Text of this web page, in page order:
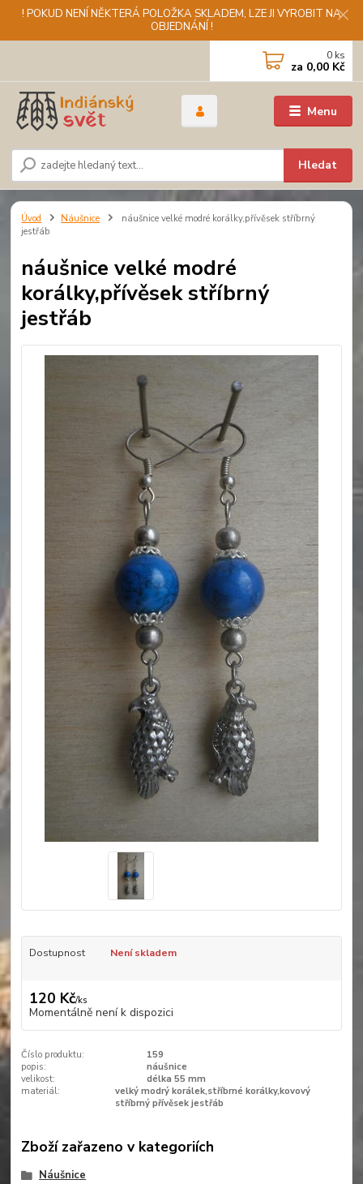
! POKUD NENÍ NĚKTERÁ POLOŽKA SKLADEM, LZE JI VYROBIT NA
OBJEDNÁNÍ !
Menu
Hledat
0 ks
za 0,00 Kč
Úvod Náušnice
náušnice velké modré korálky,přívěsek stříbrný
jestřáb
náušnice velké modré
korálky,přívěsek stříbrný
jestřáb
Dostupnost Není skladem
120 Kč/ks
Momentálně není k dispozici
Číslo produktu:
159
popis:
náušnice
velikost:
délka 55 mm
materiál:
velký modrý korálek,stříbrné korálky,kovový
stříbrný přívěsek jestřáb
Zboží zařazeno v kategoriích
Náušnice